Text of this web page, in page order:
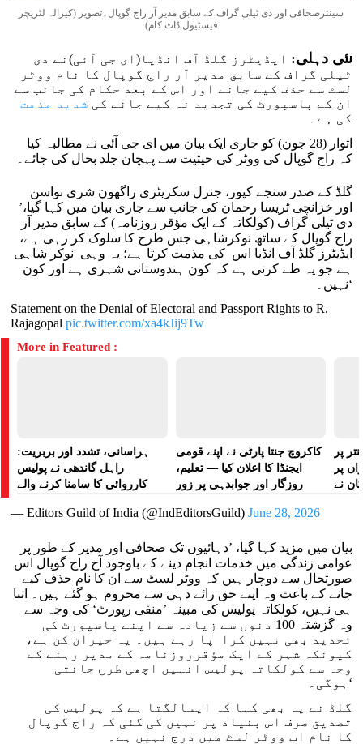
سینئرصحافی اور دی ٹیلی گراف کے سابق مدیر آر راج گوپال۔تصویر (کیرالہ لٹریچر
فیسٹیول ڈاٹ کام)
نئی دہلی: ایڈیٹرز گلڈ آف انڈیا(ای جی آئی)نے دی
ٹیلی گراف کے سابق مدیر آر راج گوپال کا نام ووٹر
لسٹ سے حذف کیے جانے اور اس کے بعد حکام کی جانب سے
ان کے پاسپورٹ کی تجدید نہ کیے جانے کی شدید مذمت
کی ہے۔
اتوار (28 جون) کو جاری ایک بیان میں ای جی آئی نے مطالبہ کیا
کہ راج گوپال کی ووٹر کی حیثیت سے پہچان جلد بحال کی جائے۔
گلڈ کے صدر سنجے کپور، جنرل سکریٹری راگھون شری نواسن
اور خزانچی ٹریسا رحمان کی جانب سے جاری بیان میں کہا گیا،’
دی ٹیلی گراف (کولکاتہ کے ایک مؤقر روزنامہ) کے سابق مدیر آر
راج گوپال کے ساتھ نوکرشاہی جس طرح کا سلوک کر رہی ہے،
ایڈیٹرز گلڈ آف انڈیا اس کی مذمت کرتا ہے؛ یہ وہی نوکر شاہی
ہے جو یہ طے کرتی ہے کہ کون ہندوستانی شہری ہے اور کون
نہیں۔‘
Statement on the Denial of Electoral and Passport Rights to R.
Rajagopalpic.twitter.com/xa4kJij9Tw
More in Featured :
ہراسانی، تشدد اور بربریت:
راہل گاندھی نے پولیس
کارروائی کا سامنا کرنے والے
کاکروچ جنتا پارٹی نے اپنے قومی
ایجنڈا کا اعلان کیا — تعلیم،
روزگار اور جوابدہی پر زور
پر
پر
نے
— Editors Guild of India (@IndEditorsGuild)June 28, 2026
بیان میں مزید کہا گیا، ’دہائیوں تک صحافی اور مدیر کے طور پر
عوامی زندگی میں خدمات انجام دینے کے باوجود آج راج گوپال اس
صورتحال سے دوچار ہیں کہ ووٹر لسٹ سے ان کا نام حذف کیے
جانے کے باعث وہ اپنے حق رائے دہی سے محروم ہو گئے ہیں۔ اتنا
ہی نہیں، کولکاتہ پولیس کی مبینہ ’منفی رپورٹ‘ کی وجہ سے
وہ گزشتہ 100 دنوں سے زیادہ سے اپنے پاسپورٹ کی
تجدید بھی نہیں کرا پا رہے ہیں۔ یہ حیران کن ہے،
کیونکہ شہر کے ایک مؤقرروزنامہ کے مدیر رہنے کے
وجہ سے کولکاتہ پولیس انہیں اچھی طرح جانتی
ہوگی۔‘
گلڈ نے یہ بھی کہا کہ ایسالگتا ہے کہ پولیس کی
تصدیق صرف اس بنیاد پر نہیں کی گئی کہ راج گوپال
کا نام اب ووٹر لسٹ میں درج نہیں ہے۔